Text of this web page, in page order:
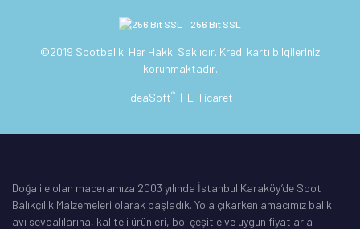
256 Bit SSL
©2019 Spotbalik. Her Hakkı Saklıdır. Kredi kartı bilgileriniz
korunmaktadır.
IdeaSoft® | E-Ticaret
Doğa ile olan maceramıza 2003 yılında İstanbul Karaköy’de Spot
Balıkçılık Malzemeleri olarak başladık. Yola çıkarken amacımız balık
avı sevdalılarına, kaliteli ürünleri, bol çeşitle ve uygun fiyatlarla